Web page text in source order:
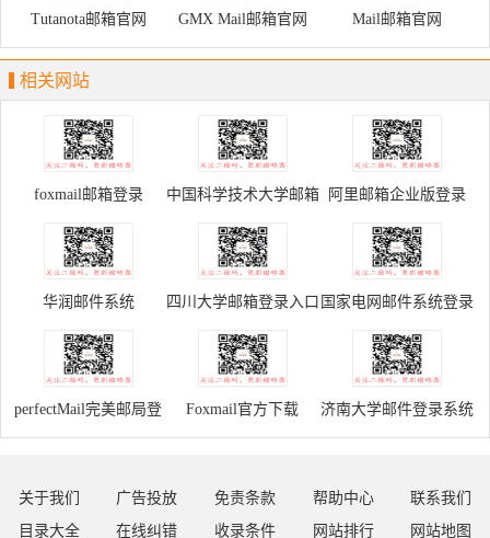
Tutanota邮箱官网 GMX Mail邮箱官网 Mail邮箱官网
相关网站
foxmail邮箱登录 中国科学技术大学邮箱
系统
阿里邮箱企业版登录
华润邮件系统 四川大学邮箱登录入口
学生
国家电网邮件系统登录
perfectMail完美邮局登 Foxmail官方下载 济南大学邮件登录系统
关于我们 广告投放 免责条款 帮助中心
联系我们
目录大全
在线纠错 收录条件 网站排行 网站地图